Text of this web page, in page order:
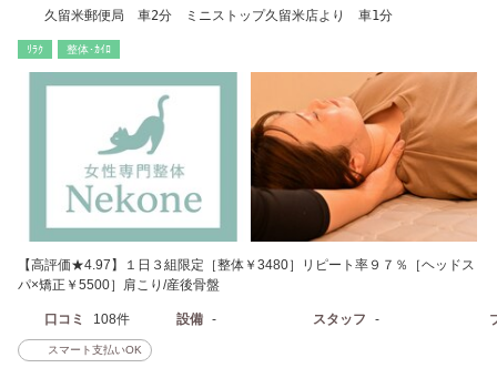
久留米郵便局 車2分 ミニストップ久留米店より 車1分
ﾘﾗｸ 整体･ｶｲﾛ
【高評価★4.97】１日３組限定［整体￥3480］リピート率９７％［ヘッドス
パ×矯正￥5500］肩こり/産後骨盤
口コミ 108件 設備 - スタッフ -
スマート支払いOK